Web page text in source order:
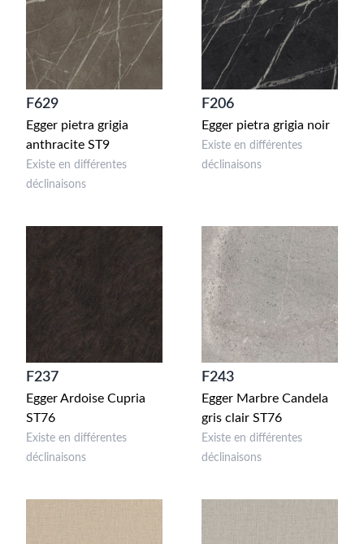
F629
Egger pietra grigia
anthracite ST9
Existe en différentes
déclinaisons
F206
Egger pietra grigia noir
Existe en différentes
déclinaisons
F237
Egger Ardoise Cupria
ST76
Existe en différentes
déclinaisons
F243
Egger Marbre Candela
gris clair ST76
Existe en différentes
déclinaisons